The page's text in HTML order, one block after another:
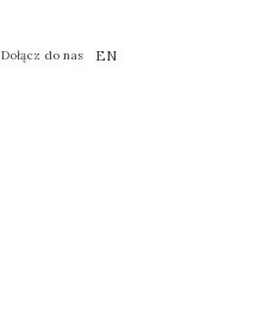
Dołącz do nas EN